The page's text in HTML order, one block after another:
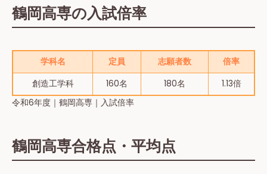
鶴岡高専の入試倍率
学科名 定員 志願者数
倍率
創造工学科
160名 180名
1.13倍
令和6年度｜鶴岡高専｜入試倍率
鶴岡高専合格点・平均点